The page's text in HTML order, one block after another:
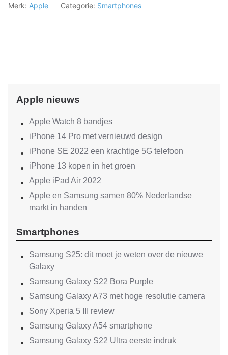
Merk: Apple Categorie: Smartphones
Apple nieuws
Apple Watch 8 bandjes
iPhone 14 Pro met vernieuwd design
iPhone SE 2022 een krachtige 5G telefoon
iPhone 13 kopen in het groen
Apple iPad Air 2022
Apple en Samsung samen 80% Nederlandse
markt in handen
Smartphones
Samsung S25: dit moet je weten over de nieuwe
Galaxy
Samsung Galaxy S22 Bora Purple
Samsung Galaxy A73 met hoge resolutie camera
Sony Xperia 5 III review
Samsung Galaxy A54 smartphone
Samsung Galaxy S22 Ultra eerste indruk